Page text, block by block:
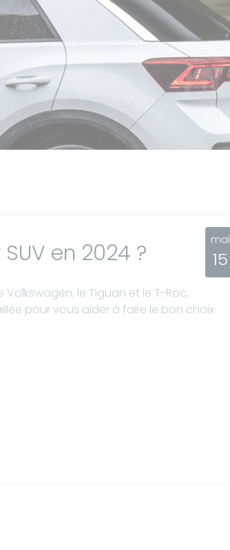
mai
15
en 2024 ?
le Tiguan et le T-Roc,
pour vous aider à faire le bon choix